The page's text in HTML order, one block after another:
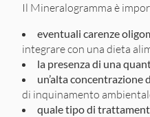
Il Mineralogramma è
eventuali carenze
integrare con una dieta
la presenza di una
un’alta concentrazione
di inquinamento
quale tipo di